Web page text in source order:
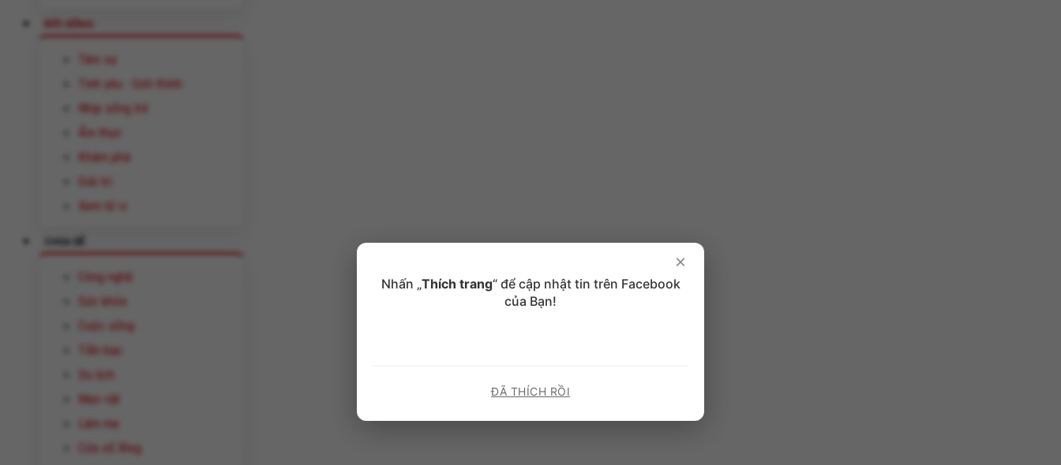
ĐỜI SỐNG
Tâm sự
Tình yêu - Giới thính
Nhịp sống trẻ
Ẩm thực
Khám phá
Giải trí
Xem tử vi
CHIA SẺ
Công nghệ
Sức khỏe
Cuộc sống
Tiền bạc
Du lịch
Mẹo vặt
Làm mẹ
Cửa sổ Blog
×
Nhấn „Thích trang“ để cập nhật tin trên Facebook
của Bạn!
ĐÃ THÍCH RỒI